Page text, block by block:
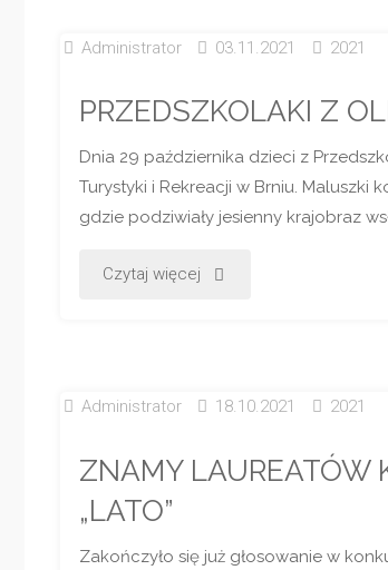
POWIATU
W
SZACHACH"
Administrator 03.11.2021 2021
PRZEDSZKOLAKI Z
Dnia 29 października dzieci z
Turystyki i Rekreacji w Brniu.
gdzie podziwiały jesienny krajobraz
Czytaj więcej "PRZEDSZKOLAKI
ZABYTKOWYM
Administrator 18.10.2021 2021
ZNAMY LAUREATÓW
„LATO”
Zakończyło się już głosowanie w